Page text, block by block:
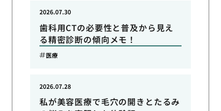
歯科用CTの必要性と普及から見え
る精密診断の傾向メモ！
2026.07.30
医療
私が美容医療で毛穴の開きとたるみ
2026.07.28